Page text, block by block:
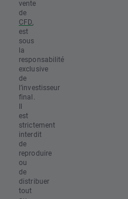
vente
de
CFD,
est
sous
la
responsabilité
exclusive
de
l’investisseur
final.
Il
est
strictement
interdit
de
reproduire
ou
de
distribuer
tout